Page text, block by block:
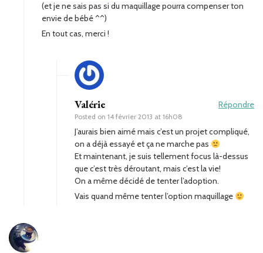
(et je ne sais pas si du maquillage pourra compenser ton
envie de bébé ^^)
En tout cas, merci !
Valérie
Posted on 14 février 2013 at 16h08
Répondre
J’aurais bien aimé mais c’est un projet compliqué,
on a déjà essayé et ça ne marche pas
Et maintenant, je suis tellement focus là-dessus
que c’est très déroutant, mais c’est la vie!
On a même décidé de tenter l’adoption.
Vais quand même tenter l’option maquillage